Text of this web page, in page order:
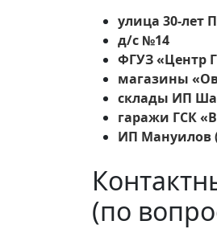
улица 30-лет
д/с №14
ФГУЗ «Центр
магазины
склады ИП
гаражи ГСК
ИП Мануилов
(по